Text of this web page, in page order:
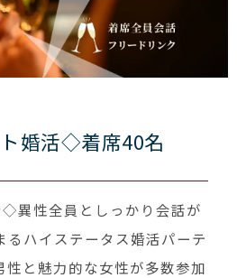
婚活◇着席40名
異性全員としっかり会話が
るハイステータス婚活パーテ
と魅力的な女性が多数参加